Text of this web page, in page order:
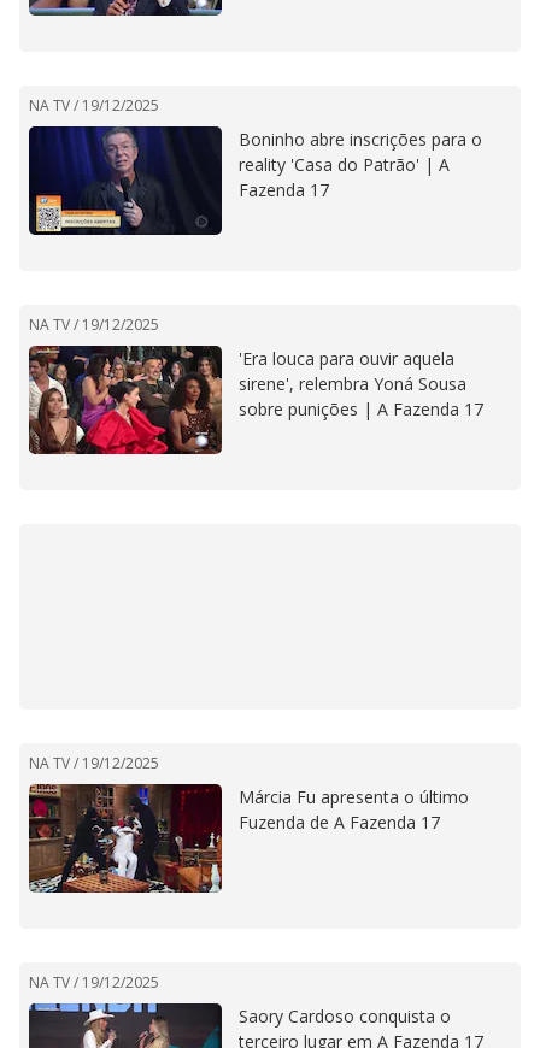
NA TV / 19/12/2025
Boninho abre inscrições para o
reality 'Casa do Patrão' | A
Fazenda 17
NA TV / 19/12/2025
'Era louca para ouvir aquela
sirene', relembra Yoná Sousa
sobre punições | A Fazenda 17
NA TV / 19/12/2025
Márcia Fu apresenta o último
Fuzenda de A Fazenda 17
NA TV / 19/12/2025
Saory Cardoso conquista o
terceiro lugar em A Fazenda 17